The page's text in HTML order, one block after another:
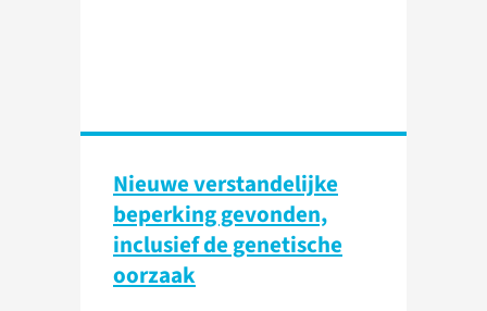
Nieuwe verstandelijke
beperking gevonden,
inclusief de genetische
oorzaak